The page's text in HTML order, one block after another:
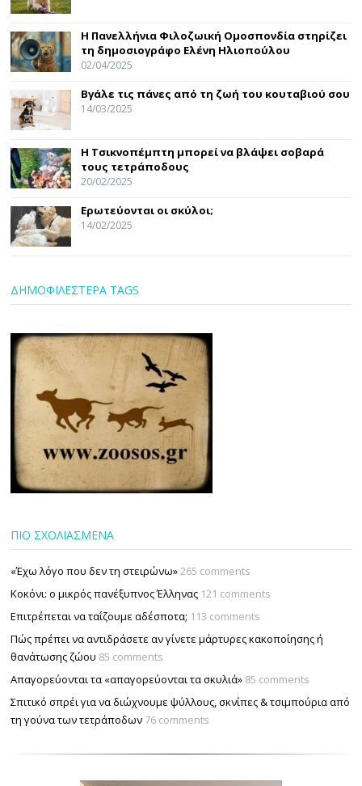
Η Πανελλήνια Φιλοζωική Ομοσπονδία στηρίζει
τη δημοσιογράφο Ελένη Ηλιοπούλου
02/04/2025
Βγάλε τις πάνες από τη ζωή του κουταβιού σου
14/03/2025
Η Τσικνοπέμπτη μπορεί να βλάψει σοβαρά
τους τετράποδους
20/02/2025
Ερωτεύονται οι σκύλοι;
14/02/2025
ΔΗΜΟΦΙΛΕΣΤΕΡΑ TAGS
ΠΙΟ ΣΧΟΛΙΑΣΜΕΝΑ
«Έχω λόγο που δεν τη στειρώνω»265 comments
Κοκόνι: ο μικρός πανέξυπνος Έλληνας 121 comments
Επιτρέπεται να ταΐζουµε αδέσποτα; 113 comments
Πώς πρέπει να αντιδράσετε αν γίνετε μάρτυρες κακοποίησης ή
θανάτωσης ζώου 85 comments
Απαγορεύονται τα «απαγορεύονται τα σκυλιά» 85 comments
Σπιτικό σπρέι για να διώχνουμε ψύλλους, σκνίπες & τσιμπούρια από
τη γούνα των τετράποδων 76 comments